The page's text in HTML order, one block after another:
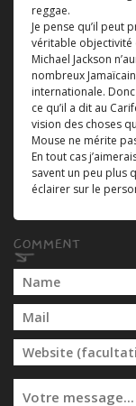
reggae.
Je pense qu’il peut
véritable objectivité
Michael Jackson
nombreux
internationale.
ce qu’il a dit au
vision des choses
Mouse ne mérite
En tout cas
savent un peu plus
éclairer sur le